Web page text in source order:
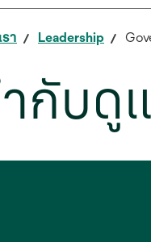
า Leadership
กับดู